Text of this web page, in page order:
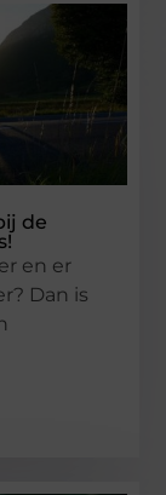
de
en er
Dan is